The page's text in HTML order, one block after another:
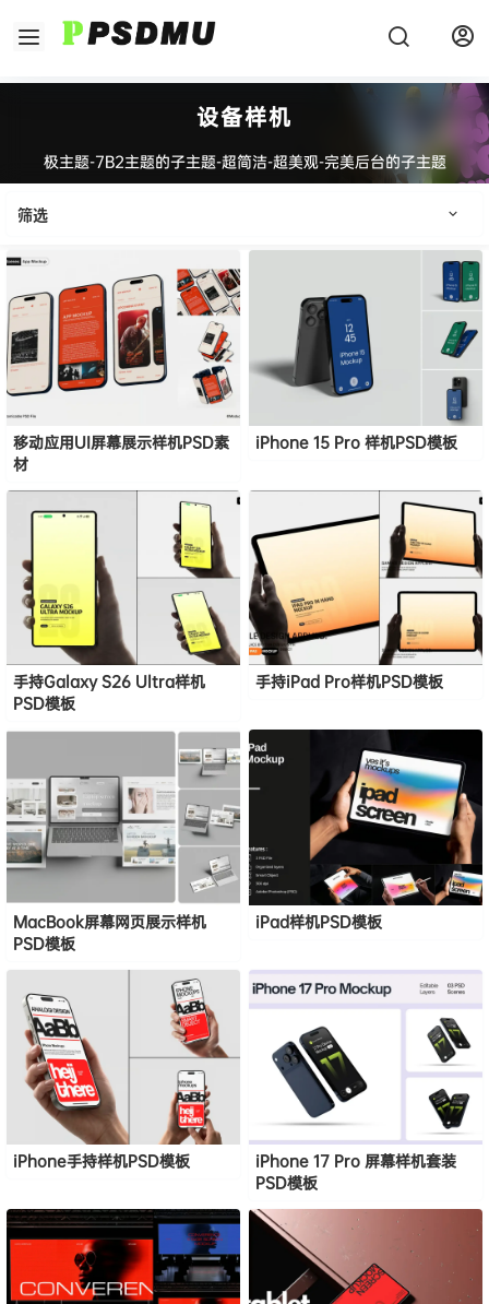
设备样机
极主题-7B2主题的子主题-超简洁-超美观-完美后台的子主题
筛选
移动应用UI屏幕展示样机PSD素
材
iPhone 15 Pro 样机PSD模板
手持Galaxy S26 Ultra样机
PSD模板
手持iPad Pro样机PSD模板
MacBook屏幕网页展示样机
PSD模板
iPad样机PSD模板
iPhone手持样机PSD模板
iPhone 17 Pro 屏幕样机套装
PSD模板